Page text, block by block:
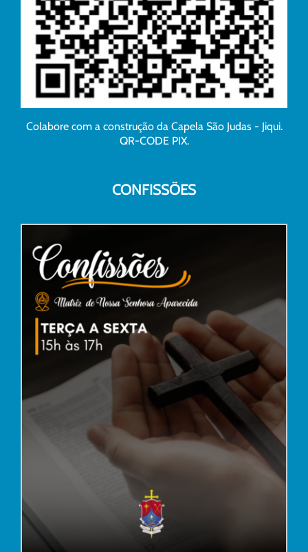
Colabore com a construção da Capela São Judas - Jiqui.
QR-CODE PIX.
CONFISSÕES